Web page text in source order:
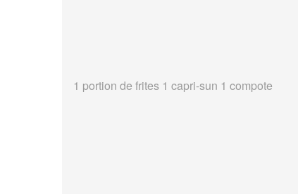
1 portion de frites 1 capri-sun 1 compote